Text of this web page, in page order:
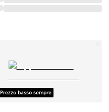
Prezzo basso sempre